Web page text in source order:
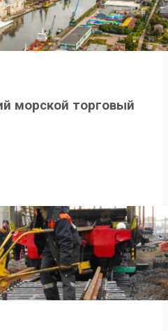
морской торговый